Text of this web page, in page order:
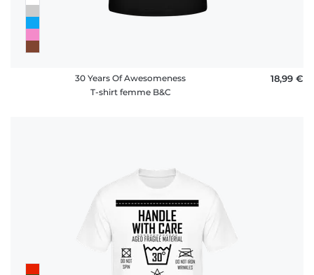
30 Years Of Awesomeness
T-shirt femme B&C
18,99 €